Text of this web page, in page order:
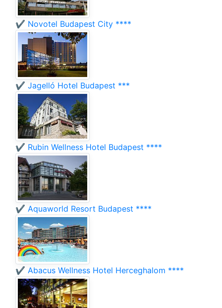
✔️ Novotel Budapest City ****
✔️ Jagelló Hotel Budapest ***
✔️ Rubin Wellness Hotel Budapest ****
✔️ Aquaworld Resort Budapest ****
✔️ Abacus Wellness Hotel Herceghalom ****